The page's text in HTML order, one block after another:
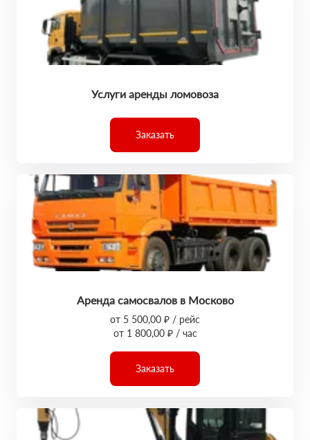
Услуги аренды ломовоза
Заказать
Аренда самосвалов в Москово
от 5 500,00 ₽ / рейс
от 1 800,00 ₽ / час
Заказать